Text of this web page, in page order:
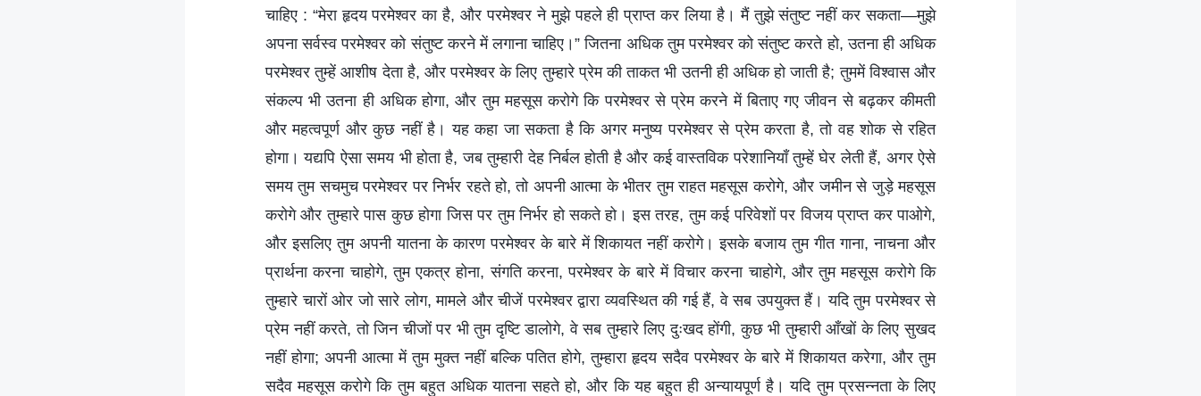
चाहिए : “मेरा हृदय परमेश्वर का है, और परमेश्वर ने मुझे पहले ही प्राप्त कर लिया है। मैं तुझे संतुष्ट नहीं कर सकता—मुझे
अपना सर्वस्व परमेश्वर को संतुष्ट करने में लगाना चाहिए।” जितना अधिक तुम परमेश्वर को संतुष्ट करते हो, उतना ही अधिक
परमेश्वर तुम्हें आशीष देता है, और परमेश्वर के लिए तुम्हारे प्रेम की ताकत भी उतनी ही अधिक हो जाती है; तुममें विश्वास और
संकल्प भी उतना ही अधिक होगा, और तुम महसूस करोगे कि परमेश्वर से प्रेम करने में बिताए गए जीवन से बढ़कर कीमती
और महत्वपूर्ण और कुछ नहीं है। यह कहा जा सकता है कि अगर मनुष्य परमेश्वर से प्रेम करता है, तो वह शोक से रहित
होगा। यद्यपि ऐसा समय भी होता है, जब तुम्हारी देह निर्बल होती है और कई वास्तविक परेशानियाँ तुम्हें घेर लेती हैं, अगर ऐसे
समय तुम सचमुच परमेश्वर पर निर्भर रहते हो, तो अपनी आत्मा के भीतर तुम राहत महसूस करोगे, और जमीन से जुड़े महसूस
करोगे और तुम्हारे पास कुछ होगा जिस पर तुम निर्भर हो सकते हो। इस तरह, तुम कई परिवेशों पर विजय प्राप्त कर पाओगे,
और इसलिए तुम अपनी यातना के कारण परमेश्वर के बारे में शिकायत नहीं करोगे। इसके बजाय तुम गीत गाना, नाचना और
प्रार्थना करना चाहोगे, तुम एकत्र होना, संगति करना, परमेश्वर के बारे में विचार करना चाहोगे, और तुम महसूस करोगे कि
तुम्हारे चारों ओर जो सारे लोग, मामले और चीजें परमेश्वर द्वारा व्यवस्थित की गई हैं, वे सब उपयुक्त हैं। यदि तुम परमेश्वर से
प्रेम नहीं करते, तो जिन चीजों पर भी तुम दृष्टि डालोगे, वे सब तुम्हारे लिए दुःखद होंगी, कुछ भी तुम्हारी आँखों के लिए सुखद
नहीं होगा; अपनी आत्मा में तुम मुक्त नहीं बल्कि पतित होगे, तुम्हारा हृदय सदैव परमेश्वर के बारे में शिकायत करेगा, और तुम
सदैव महसूस करोगे कि तुम बहुत अधिक यातना सहते हो, और कि यह बहुत ही अन्यायपूर्ण है। यदि तुम प्रसन्नता के लिए